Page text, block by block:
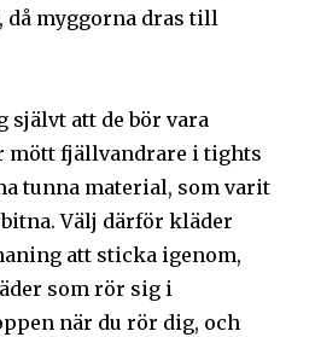
då myggorna dras till
självt att de bör vara
mött fjällvandrare i tights
tunna material, som varit
Välj därför kläder
att sticka igenom,
som rör sig i
när du rör dig, och